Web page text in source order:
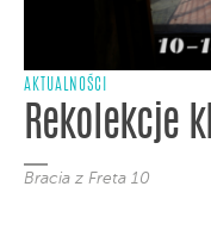
AKTUALNOŚCI
Rekolekcje
Bracia z Freta 10